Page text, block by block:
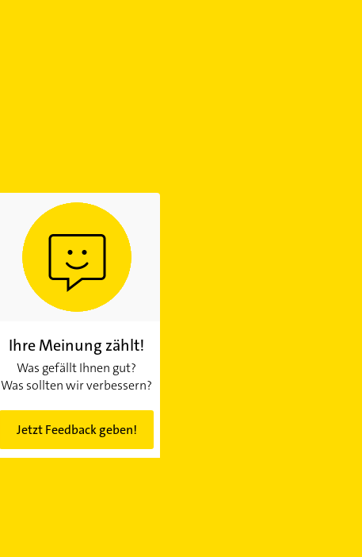
Ihre Meinung zählt!
Was gefällt Ihnen gut?
Was sollten wir verbessern?
Jetzt Feedback geben!